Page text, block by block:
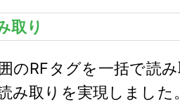
取り
のRFタグを一括で読
み取りを実現しました。